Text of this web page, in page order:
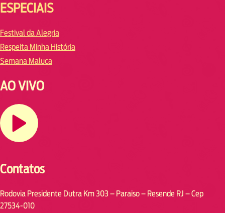
ESPECIAIS
Festival da Alegria
Respeita Minha História
Semana Maluca
AO VIVO
Contatos
Rodovia Presidente Dutra Km 303 – Paraiso – Resende RJ – Cep
27534-010